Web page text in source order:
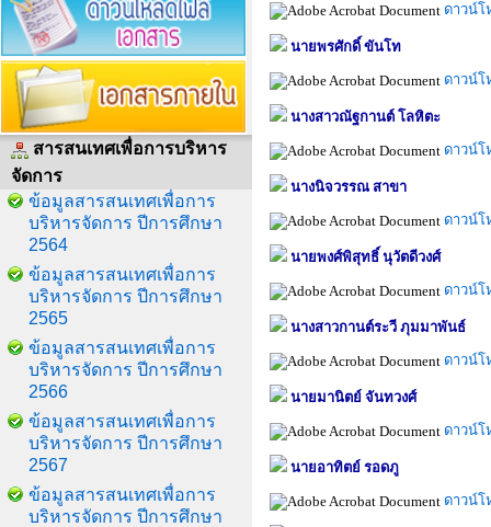
สารสนเทศเพื่อการบริหาร
จัดการ
ข้อมูลสารสนเทศเพื่อการ
บริหารจัดการ ปีการศึกษา
2564
ข้อมูลสารสนเทศเพื่อการ
บริหารจัดการ ปีการศึกษา
2565
ข้อมูลสารสนเทศเพื่อการ
บริหารจัดการ ปีการศึกษา
2566
ข้อมูลสารสนเทศเพื่อการ
บริหารจัดการ ปีการศึกษา
2567
ข้อมูลสารสนเทศเพื่อการ
บริหารจัดการ ปีการศึกษา
ดาวน์โ
นายพรศักดิ์ ขันโท
ดาวน์โ
นางสาวณัฐกานต์ โลหิตะ
ดาวน์โ
นางนิจวรรณ สาขา
ดาวน์โ
นายพงศ์พิสุทธิ์ นุวัตดีวงศ์
ดาวน์โ
นางสาวกานต์ระวี ภุมมาพันธ์
ดาวน์โ
นายมานิตย์ จันทวงศ์
ดาวน์โ
นายอาทิตย์ รอดภู
ดาวน์โ